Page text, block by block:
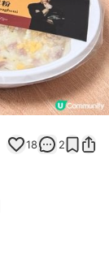
18 2